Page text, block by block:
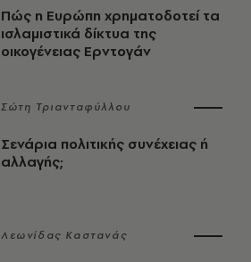
Πώς η Ευρώπη χρηματοδοτεί τα
ισλαμιστικά δίκτυα της
οικογένειας Ερντογάν
Σώτη Τριανταφύλλου
Σενάρια πολιτικής συνέχειας ή
αλλαγής;
Λεωνίδας Καστανάς